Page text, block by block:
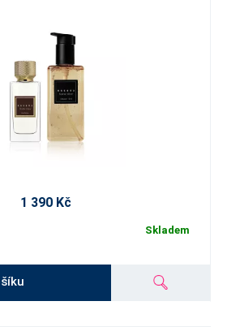
1 390 Kč
Skladem